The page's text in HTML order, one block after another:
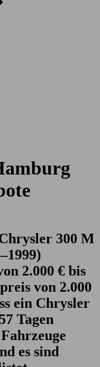
300 M
2.000 € bis
von 2.000
ein Chrysler
Tagen
es sind